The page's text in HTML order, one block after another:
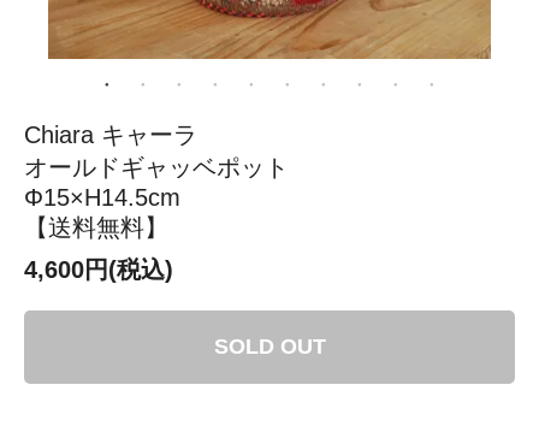
Chiara キャーラ
オールドギャッベポット
Φ15×H14.5cm
【送料無料】
4,600円(税込)
SOLD OUT